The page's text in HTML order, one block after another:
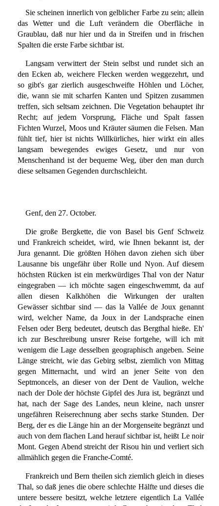
Sie scheinen innerlich von gelblicher Farbe zu sein; allein
das Wetter und die Luft verändern die Oberfläche in
Graublau, daß nur hier und da in Streifen und in frischen
Spalten die erste Farbe sichtbar ist.
Langsam verwittert der Stein selbst und rundet sich an
den Ecken ab, weichere Flecken werden weggezehrt, und
so gibt's gar zierlich ausgeschweifte Höhlen und Löcher,
die, wann sie mit scharfen Kanten und Spitzen zusammen
treffen, sich seltsam zeichnen. Die Vegetation behauptet ihr
Recht; auf jedem Vorsprung, Fläche und Spalt fassen
Fichten Wurzel, Moos und Kräuter säumen die Felsen. Man
fühlt tief, hier ist nichts Willkürliches, hier wirkt ein alles
langsam bewegendes ewiges Gesetz, und nur von
Menschenhand ist der bequeme Weg, über den man durch
diese seltsamen Gegenden durchschleicht.
Genf, den 27. October.
Die große Bergkette, die von Basel bis Genf Schweiz
und Frankreich scheidet, wird, wie Ihnen bekannt ist, der
Jura genannt. Die größten Höhen davon ziehen sich über
Lausanne bis ungefähr über Rolle und Nyon. Auf diesem
höchsten Rücken ist ein merkwürdiges Thal von der Natur
eingegraben — ich möchte sagen eingeschwemmt, da auf
allen diesen Kalkhöhen die Wirkungen der uralten
Gewässer sichtbar sind — das la Vallée de Joux genannt
wird, welcher Name, da Joux in der Landsprache einen
Felsen oder Berg bedeutet, deutsch das Bergthal hieße. Eh'
ich zur Beschreibung unsrer Reise fortgehe, will ich mit
wenigem die Lage desselben geographisch angeben. Seine
Länge streicht, wie das Gebirg selbst, ziemlich von Mittag
gegen Mitternacht, und wird an jener Seite von den
Septmoncels, an dieser von der Dent de Vaulion, welche
nach der Dole der höchste Gipfel des Jura ist, begränzt und
hat, nach der Sage des Landes, neun kleine, nach unsrer
ungefähren Reiserechnung aber sechs starke Stunden. Der
Berg, der es die Länge hin an der Morgenseite begränzt und
auch von dem flachen Land herauf sichtbar ist, heißt Le noir
Mont. Gegen Abend streicht der Risou hin und verliert sich
allmählich gegen die Franche-Comté.
Frankreich und Bern theilen sich ziemlich gleich in dieses
Thal, so daß jenes die obere schlechte Hälfte und dieses die
untere bessere besitzt, welche letztere eigentlich La Vallée